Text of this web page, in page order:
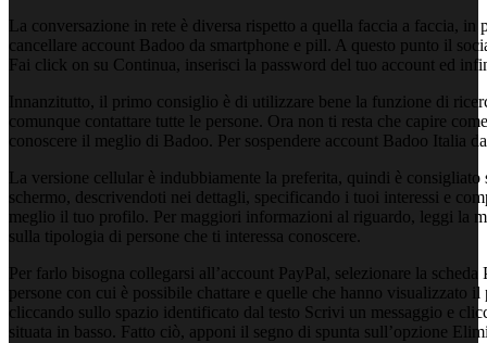
La conversazione in rete è diversa rispetto a quella faccia a faccia,
cancellare account Badoo da smartphone e pill. A questo punto il
Fai click on su Continua, inserisci la password del tuo account ed
Innanzitutto, il primo consiglio è di utilizzare bene la funzione di
comunque contattare tutte le persone. Ora non ti resta che capire
conoscere il meglio di Badoo. Per sospendere account Badoo Italia
La versione cellular è indubbiamente la preferita, quindi è
schermo, descrivendoti nei dettagli, specificando i tuoi interessi e
meglio il tuo profilo. Per maggiori informazioni al riguardo, leggi la
sulla tipologia di persone che ti interessa conoscere.
Per farlo bisogna collegarsi all’account PayPal, selezionare la
persone con cui è possibile chattare e quelle che hanno visualizzato
cliccando sullo spazio identificato dal testo Scrivi un messaggio e
situata in basso. Fatto ciò, apponi il segno di spunta sull’opzione